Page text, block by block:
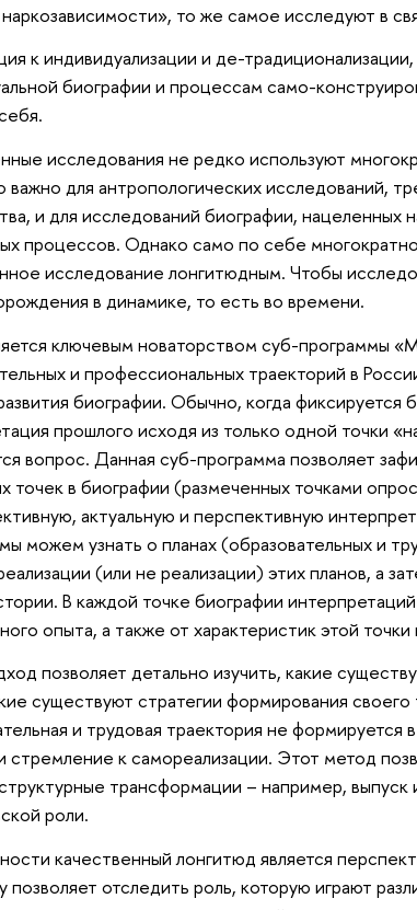
наркозависимости», то же самое исследуют в
к индивидуализации и де-
биографии и процессам само-
исследования не редко используют
для антропологических исследований,
и для исследований биографии, нацеленных
процессов. Однако само по себе
исследование лонгитюдным. Чтобы
в динамике, то есть во времени.
ключевым новаторством суб-программы
и профессиональных траекторий в
биографии. Обычно, когда
прошлого исходя из только одной точки
вопрос. Данная суб-программа позволяет
точек в биографии (размеченных точками
актуальную и перспективную
можем узнать о планах (образовательных и
(или не реализации) этих планов, а
В каждой точке биографии
опыта, а также от характеристик этой
позволяет детально изучить, какие
существуют стратегии формирования
и трудовая траектория не формируется
стремление к самореализации. Этот метод
трансформации – например,
роли.
качественный лонгитюд является
позволяет отследить роль, которую играют